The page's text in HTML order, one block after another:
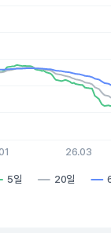
ranges from
ranges from 2.6
5일 20일
26.03